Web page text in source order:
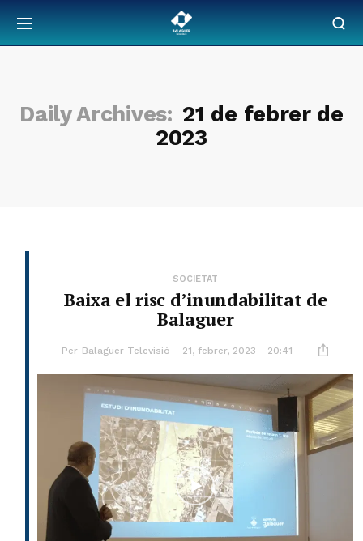
Daily Archives: 21 de febrer de
2023
SOCIETAT
Baixa el risc d’inundabilitat de
Balaguer
Per Balaguer Televisió 21, febrer, 2023 - 20:41